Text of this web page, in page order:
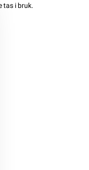
tas i bruk.